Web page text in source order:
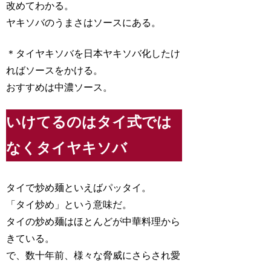
改めてわかる。
ヤキソバのうまさはソースにある。
＊タイヤキソバを日本ヤキソバ化したけ
ればソースをかける。
おすすめは中濃ソース。
いけてるのはタイ式では
なくタイヤキソバ
タイで炒め麺といえばパッタイ。
「タイ炒め」という意味だ。
タイの炒め麺はほとんどが中華料理から
きている。
で、数十年前、様々な脅威にさらされ愛